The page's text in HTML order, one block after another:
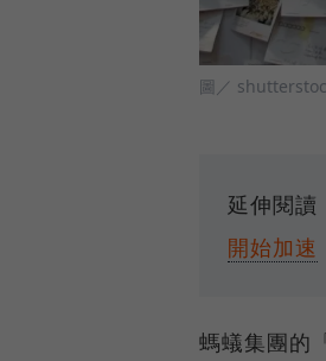
圖／
延伸閱讀
開始加速
螞蟻集團的